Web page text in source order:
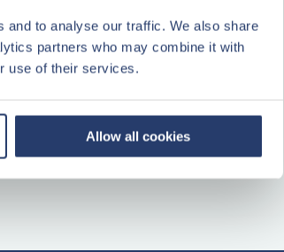
and to analyse our traffic. We also share
partners who may combine it with
use of their services.
Allow all cookies